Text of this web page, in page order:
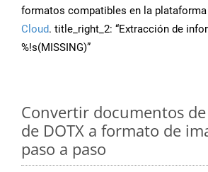
formatos compatibles en la plataforma
Cloud. title_right_2: “Extracción de
%!s(MISSING)”
Convertir documentos
de DOTX a formato de
paso a paso